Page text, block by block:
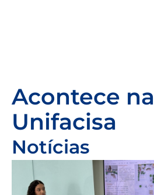
Acontece na
Unifacisa
Notícias